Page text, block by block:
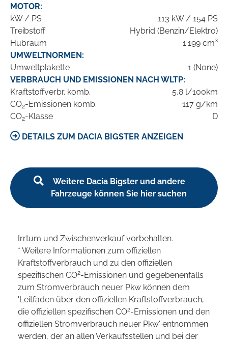
MOTOR:
kW / PS
113 kW / 154 PS
Treibstoff
Hybrid (Benzin/Elektro)
Hubraum
1.199 cm³
UMWELTNORMEN:
Umweltplakette
1 (None)
VERBRAUCH UND EMISSIONEN NACH WLTP:
Kraftstoffverbr. komb.
5,8 l/100km
CO2-Emissionen komb.
117 g/km
CO2-Klasse D
DETAILS ZUM DACIA BIGSTER ANZEIGEN
Weitere Dacia Bigster und andere
Fahrzeuge können Sie hier suchen
Irrtum und Zwischenverkauf vorbehalten.
* Weitere Informationen zum offiziellen
Kraftstoffverbrauch und zu den offiziellen
spezifischen CO2-Emissionen und gegebenenfalls
zum Stromverbrauch neuer Pkw können dem
'Leitfaden über den offiziellen Kraftstoffverbrauch,
die offiziellen spezifischen CO2-Emissionen und den
offiziellen Stromverbrauch neuer Pkw' entnommen
werden, der an allen Verkaufsstellen und bei der